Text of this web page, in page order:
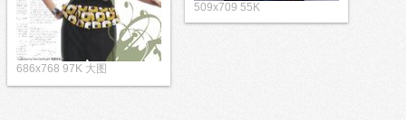
509x709 55K
686x768 97K 大图